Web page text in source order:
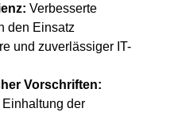
Verbesserte
den Einsatz
und zuverlässiger IT-
Vorschriften:
der